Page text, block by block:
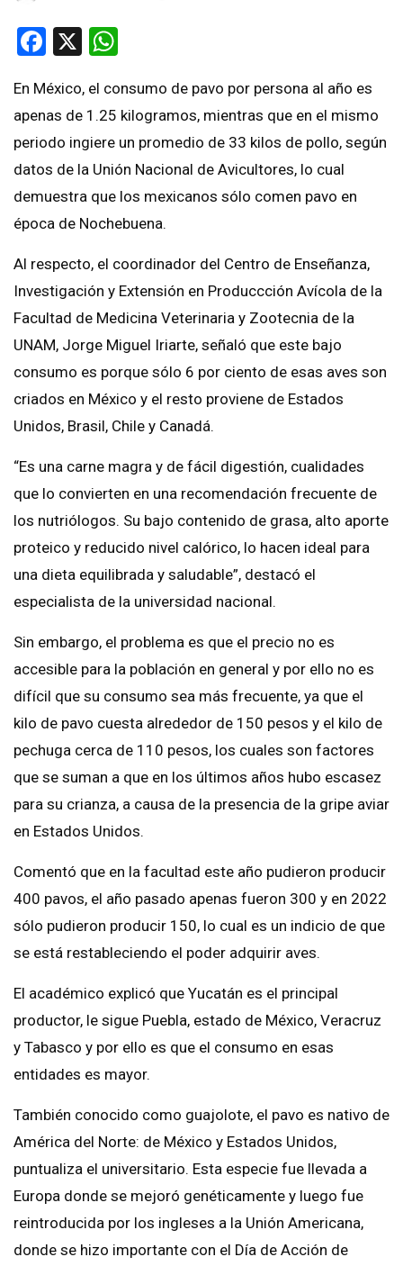
Facebook
X
En México, el consumo de pavo por persona al año es
apenas de 1.25 kilogramos, mientras que en el mismo
periodo ingiere un promedio de 33 kilos de pollo, según
datos de la Unión Nacional de Avicultores, lo cual
demuestra que los mexicanos sólo comen pavo en
época de Nochebuena.
Al respecto, el coordinador del Centro de Enseñanza,
Investigación y Extensión en Produccción Avícola de la
Facultad de Medicina Veterinaria y Zootecnia de la
UNAM, Jorge Miguel Iriarte, señaló que este bajo
consumo es porque sólo 6 por ciento de esas aves son
criados en México y el resto proviene de Estados
Unidos, Brasil, Chile y Canadá.
“Es una carne magra y de fácil digestión, cualidades
que lo convierten en una recomendación frecuente de
los nutriólogos. Su bajo contenido de grasa, alto aporte
proteico y reducido nivel calórico, lo hacen ideal para
una dieta equilibrada y saludable”, destacó el
especialista de la universidad nacional.
Sin embargo, el problema es que el precio no es
accesible para la población en general y por ello no es
difícil que su consumo sea más frecuente, ya que el
kilo de pavo cuesta alrededor de 150 pesos y el kilo de
pechuga cerca de 110 pesos, los cuales son factores
que se suman a que en los últimos años hubo escasez
para su crianza, a causa de la presencia de la gripe aviar
en Estados Unidos.
Comentó que en la facultad este año pudieron producir
400 pavos, el año pasado apenas fueron 300 y en 2022
sólo pudieron producir 150, lo cual es un indicio de que
se está restableciendo el poder adquirir aves.
El académico explicó que Yucatán es el principal
productor, le sigue Puebla, estado de México, Veracruz
y Tabasco y por ello es que el consumo en esas
entidades es mayor.
También conocido como guajolote, el pavo es nativo de
América del Norte: de México y Estados Unidos,
puntualiza el universitario. Esta especie fue llevada a
Europa donde se mejoró genéticamente y luego fue
reintroducida por los ingleses a la Unión Americana,
donde se hizo importante con el Día de Acción de